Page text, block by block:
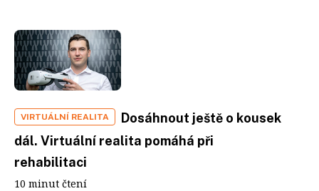
VIRTUÁLNÍ REALITA
Dosáhnout ještě o kousek
dál. Virtuální realita pomáhá při
rehabilitaci
10 minut čtení